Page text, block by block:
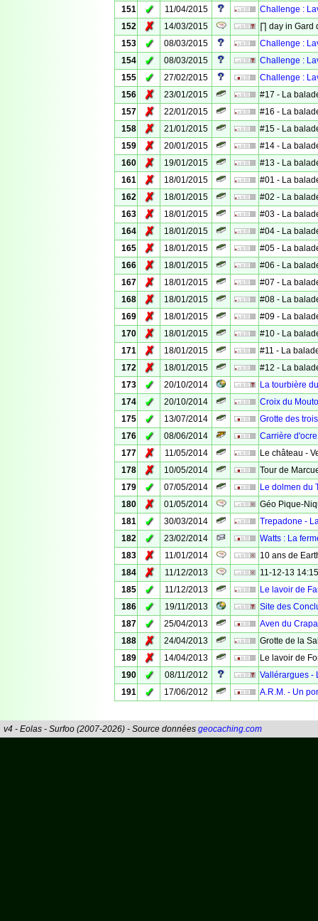
151
✓ 11/04/2015
Challenge :
152
✗ 14/03/2015
∏ day in Gard
153
✓ 08/03/2015
Challenge :
154
✓ 08/03/2015
Challenge :
155
✓ 27/02/2015
Challenge :
156
✗ 23/01/2015
#17 - La
157
✗ 22/01/2015
#16 - La
158
✗ 21/01/2015
#15 - La
159
✗ 20/01/2015
#14 - La
160
✗ 19/01/2015
#13 - La
161
✗ 18/01/2015
#01 - La
162
✗ 18/01/2015
#02 - La
163
✗ 18/01/2015
#03 - La
164
✗ 18/01/2015
#04 - La
165
✗ 18/01/2015
#05 - La
166
✗ 18/01/2015
#06 - La
167
✗ 18/01/2015
#07 - La
168
✗ 18/01/2015
#08 - La
169
✗ 18/01/2015
#09 - La
170
✗ 18/01/2015
#10 - La
171
✗ 18/01/2015
#11 - La
172
✗ 18/01/2015
#12 - La
173
✓ 20/10/2014
La tourbière
174
✓ 20/10/2014
Croix du
175
✓ 13/07/2014
Grotte des
176
✓ 08/06/2014
Carrière
177
✗ 11/05/2014
Le château -
178
✗ 10/05/2014
Tour de
179
✓ 07/05/2014
Le dolmen du
180
✗ 01/05/2014
Géo Pique-
181
✓ 30/03/2014
Trepadone -
182
✓ 23/02/2014
Watts : La
183
✗ 11/01/2014
10 ans de
184
✗ 11/12/2013
11-12-13
185
✓ 11/12/2013
Le lavoir de
186
✓ 19/11/2013
Site des
187
✓ 25/04/2013
Aven du
188
✗ 24/04/2013
Grotte de la
189
✗ 14/04/2013
Le lavoir de
190
✓ 08/11/2012
Vallérargues -
191
✓ 17/06/2012 A.R.M. - Un
v4 - Eolas - Surfoo (2007-2026) - Source données geocaching.com